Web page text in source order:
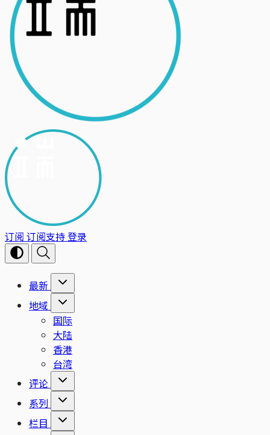
订阅 订阅支持登录
最新
地域
国际
大陆
香港
台湾
评论
系列
栏目